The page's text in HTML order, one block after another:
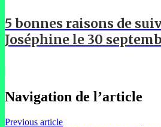
5 bonnes raisons de
Joséphine le 30
Navigation de l’article
Previous article